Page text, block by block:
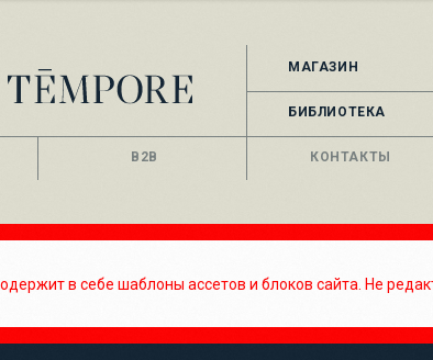
МАГАЗИН
БИБЛИОТЕКА
B2B КОНТАКТЫ
в себе шаблоны ассетов и блоков сайта. Не